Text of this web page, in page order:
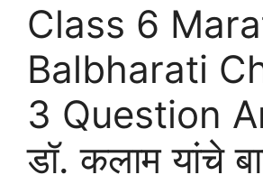
Class 6
Balbharati
3 Question
डॉ. कलाम यांचे